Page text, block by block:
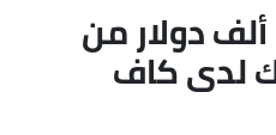
حقيقة خصم 500 ألف دولار من
لدى كاف